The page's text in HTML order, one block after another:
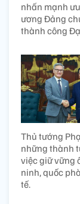
nhấn mạnh
ương Đảng
thành công
Thủ tướng
những thành
việc giữ vững
ninh, quốc
tế.